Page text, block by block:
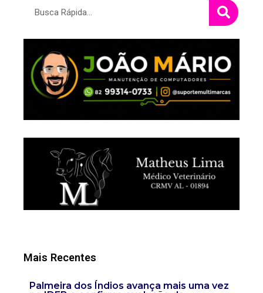
Mais Recentes
Palmeira dos Índios avança mais uma vez